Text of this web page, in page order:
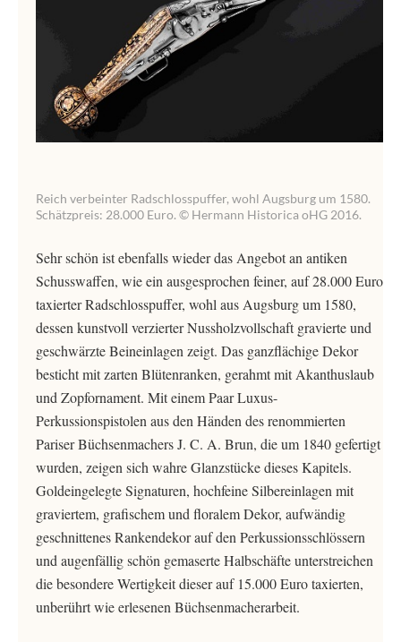
Reich verbeinter Radschlosspuffer, wohl Augsburg um 1580.
Schätzpreis: 28.000 Euro. © Hermann Historica oHG 2016.
Sehr schön ist ebenfalls wieder das Angebot an antiken
Schusswaffen, wie ein ausgesprochen feiner, auf 28.000 Euro
taxierter Radschlosspuffer, wohl aus Augsburg um 1580,
dessen kunstvoll verzierter Nussholzvollschaft gravierte und
geschwärzte Beineinlagen zeigt. Das ganzflächige Dekor
besticht mit zarten Blütenranken, gerahmt mit Akanthuslaub
und Zopfornament. Mit einem Paar Luxus-
Perkussionspistolen aus den Händen des renommierten
Pariser Büchsenmachers J. C. A. Brun, die um 1840 gefertigt
wurden, zeigen sich wahre Glanzstücke dieses Kapitels.
Goldeingelegte Signaturen, hochfeine Silbereinlagen mit
graviertem, grafischem und floralem Dekor, aufwändig
geschnittenes Rankendekor auf den Perkussionsschlössern
und augenfällig schön gemaserte Halbschäfte unterstreichen
die besondere Wertigkeit dieser auf 15.000 Euro taxierten,
unberührt wie erlesenen Büchsenmacherarbeit.